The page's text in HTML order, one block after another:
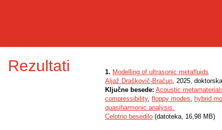
Rezultati 1. Modelling of ultrasonic metafluids
Aljaž Draškovič-Bračun, 2025,
Ključne besede: Acoustic
compressibility, floppy modes, hybrid
quasiharmonic analysis.
Celotno besedilo (datoteka, 16,98 MB)